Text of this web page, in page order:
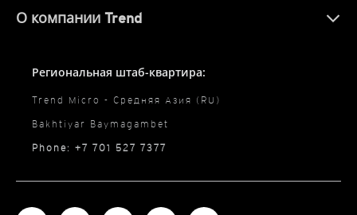
О компании Trend
Региональная штаб-квартира:
Trend Micro - Средняя Азия (RU)
Bakhtiyar Baymagambet
Phone: +7 701 527 7377